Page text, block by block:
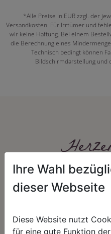
*Alle Preise in EUR zzgl. der
Versandkosten. Für Irrtümer und
wir keine Haftung. Bei einem
die Berechnung eines
Technisch bedingt können
Bildschirmdarstellung und
Ihre Wahl
dieser Webseite
Diese Website nutzt
für eine gute Funktion